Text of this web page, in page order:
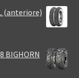
(anteriore)
BIGHORN